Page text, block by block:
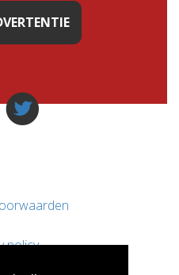
policy